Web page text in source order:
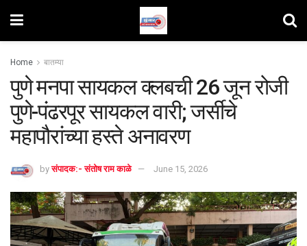
Home बातम्या
पुणे मनपा सायकल क्लबची 26 जून रोजी
पुणे-पंढरपूर सायकल वारी; जर्सीचे
महापौरांच्या हस्ते अनावरण
by संपादक:- संतोष राम काळे June 15, 2026